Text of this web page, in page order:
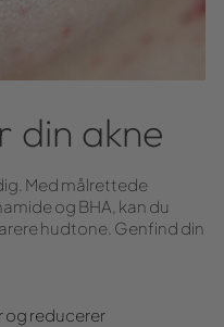
din akne
Med målrettede
og BHA, kan du
hudtone. Genfind din
og reducerer